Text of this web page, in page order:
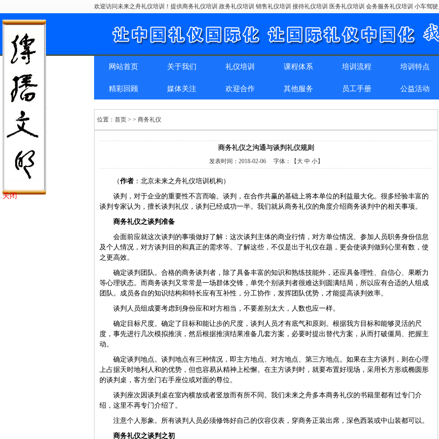
欢迎访问未来之舟礼仪培训！提供商务礼仪培训 政务礼仪培训 销售礼仪培训 接待礼仪培训 医务礼仪培训 会务服务礼仪培训 小车驾
网站首页 关于我们 礼仪培训 课程体系 培训流程 培训特点
精彩回顾 媒体关注 欢迎合作 其他服务 员工手册 公益活动
位置： 首页 > > 商务礼仪
商务礼仪之沟通与谈判礼仪规则
发表时间： 2018-02-06 字体：【 大 中 小】
（作者 ：北京未来之舟礼仪培训机构）
谈判，对于企业的重要性不言而喻。谈判，在合作共赢的基础上将本单位的利益最大化。很多经验丰富的
谈判专家认为，擅长谈判礼仪，谈判已经成功一半。我们就从商务礼仪的角度介绍商务谈判中的相关事项。
商务礼仪之谈判准备
会面前应就这次谈判的事项做好了解：这次谈判主体的商业行情，对方单位情况、参加人员职务身份信息
及个人情况，对方谈判目的和真正的需求等。了解这些，不仅是出于礼仪在题，更会使谈判做到心里有数，使
之更高效。
确定谈判团队。合格的商务谈判者，除了具备丰富的知识和熟练技能外，还应具备理性、自信心、果断力
等心理状态。而商务谈判又常常是一场群体交锋，单凭个别谈判者很难达到圆满结局，所以应有合适的人组成
团队。成员各自的知识结构和特长应有互补性，分工协作，发挥团队优势，才能提高谈判效率。
谈判人员组成要考虑到身份应和对方相当，不要差别太大，人数也应一样。
确定目标尺度。确定了目标和能让步的尺度，谈判人员才有底气和原则。根据我方目标和能够灵活的尺
度，事先进行几次模拟推演，然后根据推演结果准备几套方案，必要时提出替代方案，从而打破僵局、把握主
动。
确定谈判地点。谈判地点有三种情况，即主方地点、对方地点、第三方地点。如果在主方谈判，则在心理
上占据天时地利人和的优势，但也容易从精神上松懈。在主方谈判时，就要布置好现场，采用长方形或椭圆形
的谈判桌，客方坐门右手座位或对面的尊位。
谈判座次因谈判桌在室内横放或者竖放而有所不同。我们未来之舟多本商务礼仪的书籍里都有过专门介
绍，这里不再专门介绍了。
注意个人形象。所有谈判人员必须修饰好自己的仪容仪表，穿商务正装出席，深色西装或中山装都可以。
商务礼仪之谈判之初
关闭